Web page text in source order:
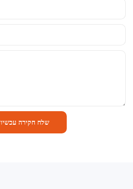
שלח חקירה עכשיו